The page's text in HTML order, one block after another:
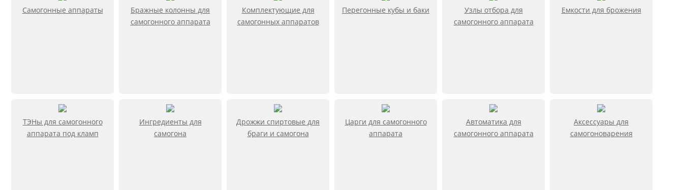
Самогонные аппараты
Бражные колонны для
самогонного аппарата
Комплектующие для
самогонных аппаратов
Перегонные кубы и баки
Узлы отбора для
самогонного аппарата
Емкости для брожения
ТЭНы для самогонного
аппарата под кламп
Ингредиенты для
самогона
Дрожжи спиртовые для
браги и самогона
Царги для самогонного
аппарата
Автоматика для
самогонного аппарата
Аксессуары для
самогоноварения